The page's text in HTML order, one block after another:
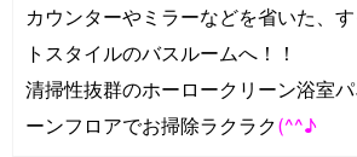
カウンターやミラーなどを省いた、
トスタイルのバスルームへ！！
清掃性抜群のホーロークリーン浴室
ーンフロアでお掃除ラクラク(^^♪